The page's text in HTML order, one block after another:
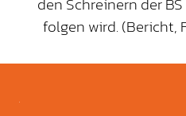
folgen wird. (Bericht,